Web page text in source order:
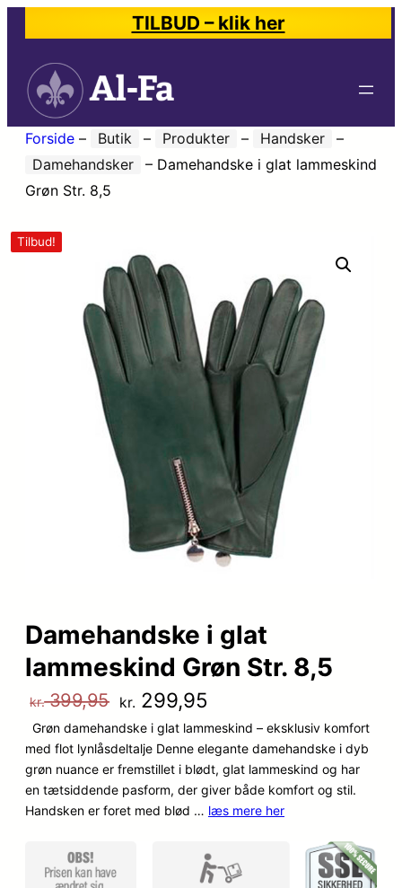
TILBUD – klik her
Forside – Butik – Produkter – Handsker
–
Damehandsker
– Damehandske i glat lammeskind
Grøn Str. 8,5
Tilbud!
Damehandske i glat
lammeskind Grøn Str. 8,5
kr.399,95 D
e
n
o
kr. 299,95
e
n
a
t
Grøn damehandske i glat lammeskind – eksklusiv komfort
med flot lynlåsdeltalje Denne elegante damehandske i dyb
grøn nuance er fremstillet i blødt, glat lammeskind og har
en tætsiddende pasform, der giver både komfort og stil.
Handsken er foret med blød … læs mere her